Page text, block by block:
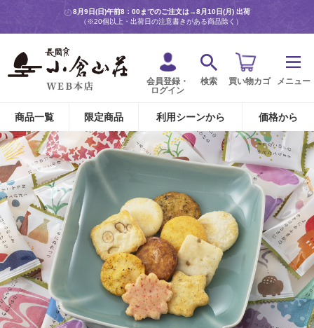
8月9日(日)午前8：00までのご注文は→8月10日(月) 出荷
（※20個以上・出荷日の注意書きがある商品除く）
会員登録・
ログイン
検索 買い物カゴ メニュー
商品一覧 限定商品 利用シーンから 価格から